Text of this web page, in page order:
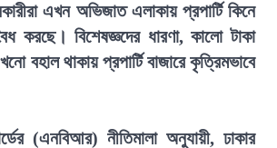
এখন অভিজাত এলাকায় প্রপার্টি কিনে
করছে। বিশেষজ্ঞদের ধারণা, কালো টাকা
বহাল থাকায় প্রপার্টি বাজারে কৃত্রিমভাবে
(এনবিআর) নীতিমালা অনুযায়ী, ঢাকার